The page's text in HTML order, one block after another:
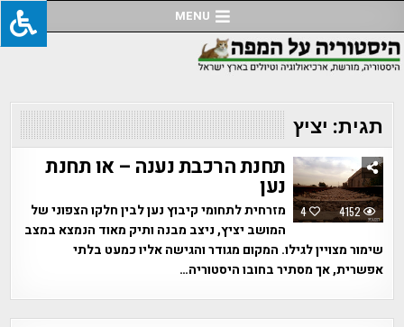
to
content
MENU
תגית: יציץ
4 4152
תחנת הרכבת נענה – או תחנת
נען
מזרחית לתחומי קיבוץ נען לבין חלקו הצפוני של
המושב יציץ, ניצב מבנה ותיק מאוד הנמצא במצב
שימור מצויין לגילו. המקום מגודר והגישה אליו כמעט בלתי
אפשרית, אך מסתיר בחובו היסטוריה…